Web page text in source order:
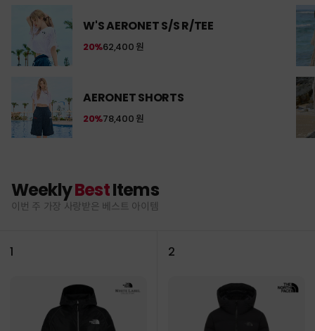
W'S AERONET S/S R/TEE
62,400 원
20%
AERONET SHORTS
78,400 원
20%
WeeklyBestItems
이번 주 가장 사랑받은 베스트 아이템
1 2